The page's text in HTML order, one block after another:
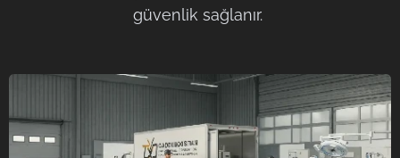
güvenlik sağlanır.